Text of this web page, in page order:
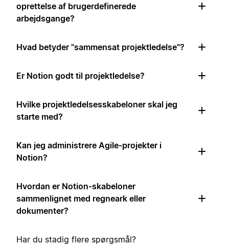
oprettelse af brugerdefinerede
arbejdsgange?
Hvad betyder "sammensat projektledelse"?
Er Notion godt til projektledelse?
Hvilke projektledelsesskabeloner skal jeg
starte med?
Kan jeg administrere Agile-projekter i
Notion?
Hvordan er Notion-skabeloner
sammenlignet med regneark eller
dokumenter?
Har du stadig flere spørgsmål?